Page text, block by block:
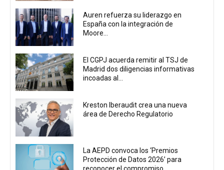
Auren refuerza su liderazgo en
España con la integración de
Moore...
El CGPJ acuerda remitir al TSJ de
Madrid dos diligencias informativas
incoadas al...
Kreston Iberaudit crea una nueva
área de Derecho Regulatorio
La AEPD convoca los ‘Premios
Protección de Datos 2026’ para
reconocer el compromiso...